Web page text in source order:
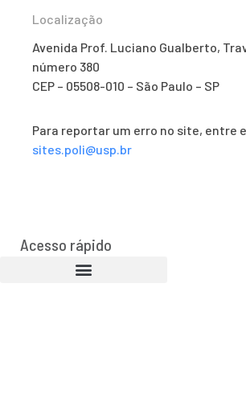
Localização
Avenida Prof. Luciano Gualberto,
número 380
CEP – 05508-010 – São Paulo – SP
Para reportar um erro no site, entre
sites.poli@usp.br
Acesso rápido